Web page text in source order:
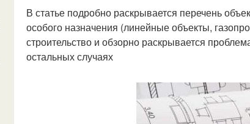
В статье подробно раскрывается перечень
особого назначения (линейные объекты,
строительство и обзорно раскрывается
остальных случаях